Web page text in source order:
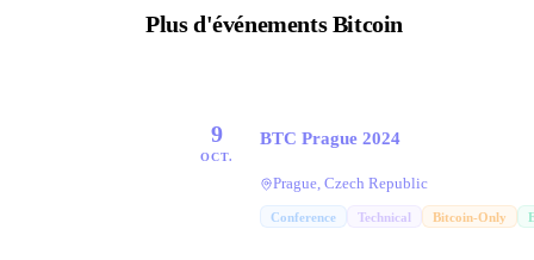
Plus d'événements Bitcoin
9
OCT.
BTC Prague 2024
Prague, Czech Republic
Conference Technical Bitcoin-Only